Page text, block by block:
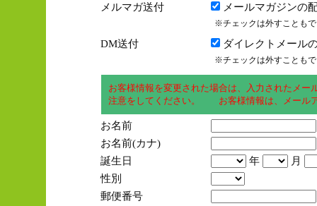
メルマガ送付 メールマガジンの
※チェックは外すことも
DM送付 ダイレクトメール
※チェックは外すことも
お客様情報を変更された場合は、入力されたメ
注意をしてください。 お客様情報は、メール
お名前
お名前(カナ)
誕生日
年
月
性別
郵便番号